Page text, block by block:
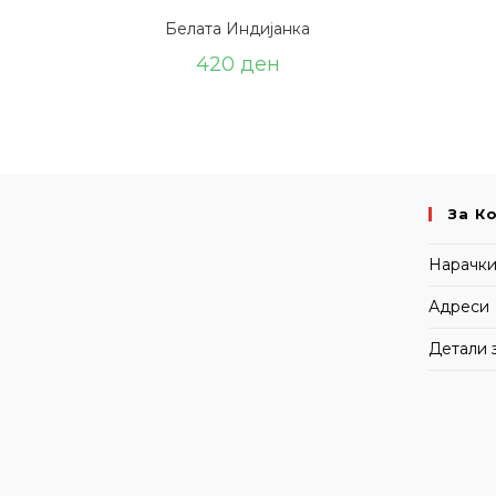
Белата Индијанка
420 ден
За
Нарачки
Адреси
Детали